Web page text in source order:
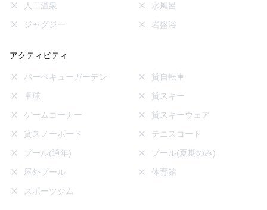
人工温泉
水風呂
ジャグジー
岩盤浴
アクティビティ
バーベキューガーデン
貸自転車
卓球
貸スキー
ゲームコーナー
貸スキーウェア
貸スノーボード
テニスコート
プール(通年)
プール(夏期のみ)
屋外プール
体育館
スポーツジム